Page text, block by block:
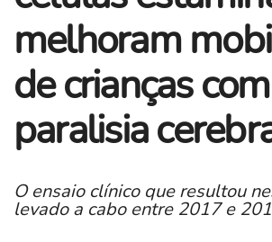
melhoram
de crianças com
paralisia
O ensaio clínico que resultou
levado a cabo entre 2017 e